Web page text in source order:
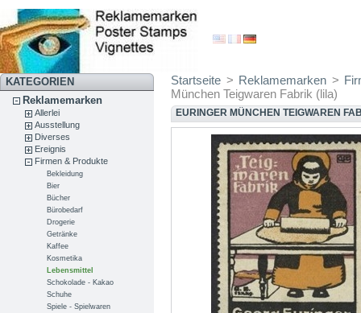
KATEGORIEN
Reklamemarken
Allerlei
Ausstellung
Diverses
Ereignis
Firmen & Produkte
Bekleidung
Bier
Bücher
Bürobedarf
Drogerie
Getränke
Kaffee
Kosmetika
Lebensmittel
Schokolade - Kakao
Schuhe
Spiele - Spielwaren
Startseite > Reklamemarken >
München Teigwaren Fabrik (lila)
EURINGER MÜNCHEN TEIGWAREN